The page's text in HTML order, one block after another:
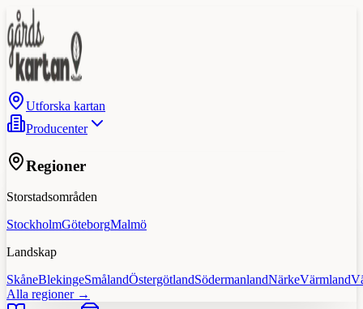
Utforska kartan
Producenter
Regioner
Storstadsområden
StockholmGöteborgMalmö
Landskap
SkåneBlekingeSmålandÖstergötlandSödermanlandNärkeVärmland
Alla regioner →